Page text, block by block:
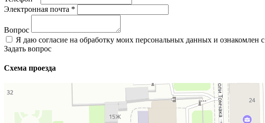
Электронная почта *
Вопрос
Я даю согласие на обработку моих персональных данных и ознакомлен с
Задать вопрос
Схема проезда